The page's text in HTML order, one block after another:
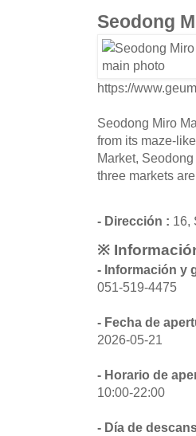
Seodong
https://
Seodong Miro
from its maze-
Market,
three markets
- Dirección : 16,
※
- Información y
051-519-4475
- Fecha de
2026-05-21
- Horario de
10:00-22:00
- Día de